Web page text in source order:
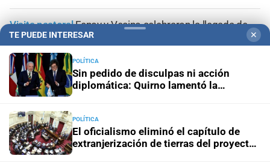
Visita pastoralFenoy y Vecino celebraron la llegada de
León XIV: “Trae un mensaje de esperanza y paz”
TE PUEDE INTERESAR ✕
POLÍTICA
Sin pedido de disculpas ni acción
diplomática: Quirno lamentó la
POLÍTICA
El oficialismo eliminó el capítulo de
extranjerización de tierras del proyecto